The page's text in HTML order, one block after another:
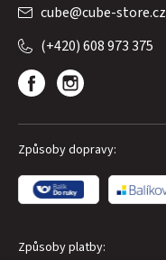
cube@cube-store.cz
(+420) 608 973 375
Způsoby dopravy:
Způsoby platby: